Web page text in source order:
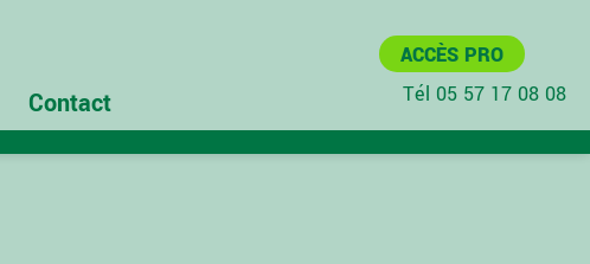
Contact
ACCÈS PRO
Tél 05 57 17 08 08